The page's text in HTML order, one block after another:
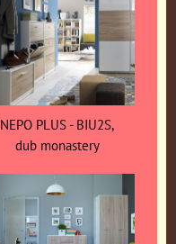
NEPO PLUS - BIU2S,
dub monastery